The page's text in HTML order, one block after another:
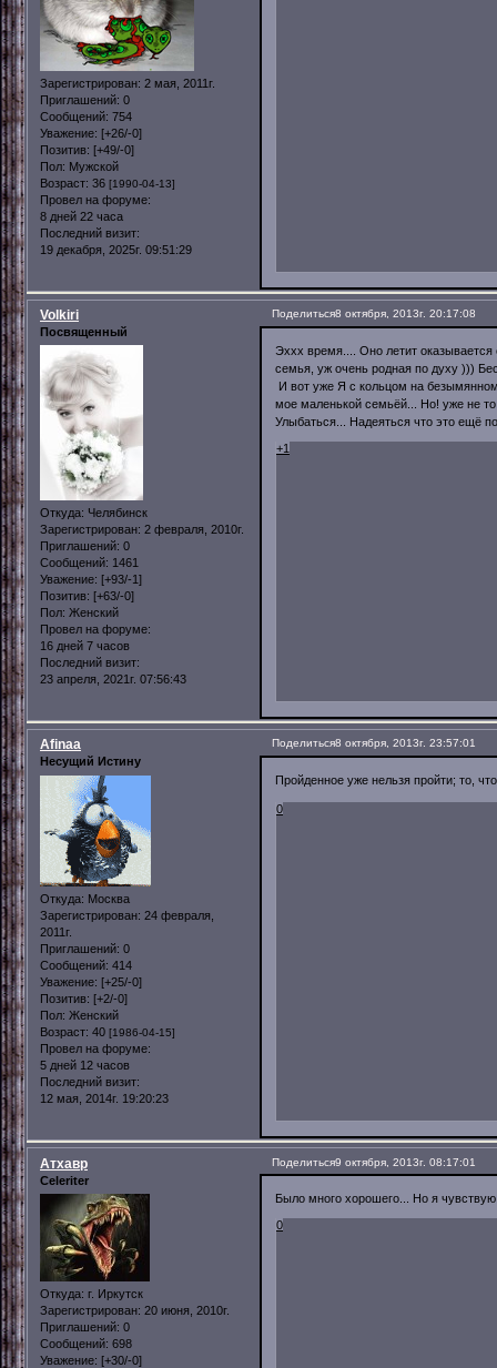
Зарегистрирован: 2 мая, 2011г.
Приглашений: 0
Сообщений: 754
Уважение: [+26/-0]
Позитив: [+49/-0]
Пол: Мужской
Возраст: 36 [1990-04-13]
Провел на форуме:
8 дней 22 часа
Последний визит:
19 декабря, 2025г. 09:51:29
Поделиться8 октября, 2013г. 20:17:08
Volkiri
Посвященный
Откуда: Челябинск
Зарегистрирован: 2 февраля, 2010г.
Приглашений: 0
Сообщений: 1461
Уважение: [+93/-1]
Позитив: [+63/-0]
Пол: Женский
Провел на форуме:
16 дней 7 часов
Последний визит:
23 апреля, 2021г. 07:56:43
Эххх время.... Оно летит
семья, уж очень родная по духу )))
И вот уже Я с кольцом на
мое маленькой семьёй... Но! уже не
Улыбаться... Надеяться что это ещё
+1
Поделиться8 октября, 2013г. 23:57:01
Afinaa
Несущий Истину
Откуда: Москва
Зарегистрирован: 24 февраля,
2011г.
Приглашений: 0
Сообщений: 414
Уважение: [+25/-0]
Позитив: [+2/-0]
Пол: Женский
Возраст: 40 [1986-04-15]
Провел на форуме:
5 дней 12 часов
Последний визит:
12 мая, 2014г. 19:20:23
Пройденное уже нельзя пройти; то,
0
Поделиться9 октября, 2013г. 08:17:01
Атхавр
Celeriter
Откуда: г. Иркутск
Зарегистрирован: 20 июня, 2010г.
Приглашений: 0
Сообщений: 698
Уважение: [+30/-0]
Было много хорошего... Но я
0